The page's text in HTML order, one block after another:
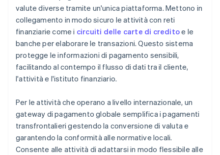
valute diverse tramite un'unica piattaforma. Mettono in
collegamento in modo sicuro le attività con reti
finanziarie come i circuiti delle carte di creditoe le
banche per elaborare le transazioni. Questo sistema
protegge le informazioni di pagamento sensibili,
facilitando al contempo il flusso di dati tra il cliente,
l'attività e l'istituto finanziario.
Per le attività che operano a livello internazionale, un
gateway di pagamento globale semplifica i pagamenti
transfrontalieri gestendo la conversione di valuta e
garantendo la conformità alle normative locali.
Consente alle attività di adattarsi in modo flessibile alle